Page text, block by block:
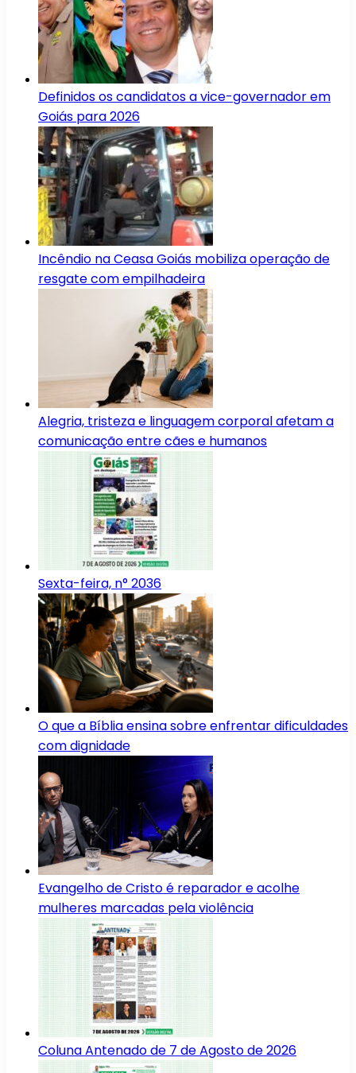
Definidos os candidatos a vice-governador em
Goiás para 2026
Incêndio na Ceasa Goiás mobiliza operação de
resgate com empilhadeira
Alegria, tristeza e linguagem corporal afetam a
comunicação entre cães e humanos
Sexta-feira, n° 2036
O que a Bíblia ensina sobre enfrentar dificuldades
com dignidade
Evangelho de Cristo é reparador e acolhe
mulheres marcadas pela violência
Coluna Antenado de 7 de Agosto de 2026